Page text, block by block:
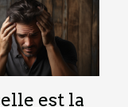
est la